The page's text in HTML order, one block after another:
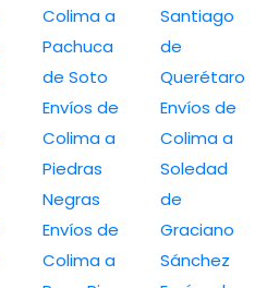
Colima a
Pachuca
de Soto
Envíos de
Colima a
Piedras
Negras
Envíos de
Colima a
Santiago
de
Querétaro
Envíos de
Colima a
Soledad
de
Graciano
Sánchez